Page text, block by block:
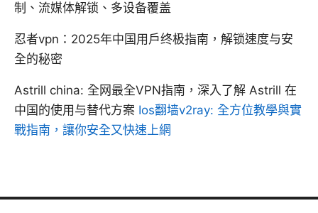
制、流媒体解锁、多设备覆盖
忍者vpn：2025年中国用户终极指南，解锁速度与安
全的秘密
Astrill china: 全网最全VPN指南，深入了解 Astrill 在
中国的使用与替代方案 Ios翻墙v2ray: 全方位教學與實
戰指南，讓你安全又快速上網